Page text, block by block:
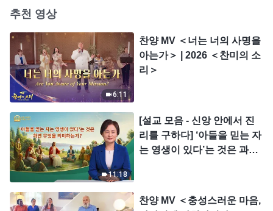
추천 영상
6:11
찬양 MV ＜너는 너의 사명을
아는가＞ | 2026 ＜찬미의 소
리＞
11:18
[설교 모음 - 신앙 안에서 진
리를 구하다] ‘아들을 믿는 자
는 영생이 있다’는 것은 과연
찬양 MV ＜충성스러운 마음,